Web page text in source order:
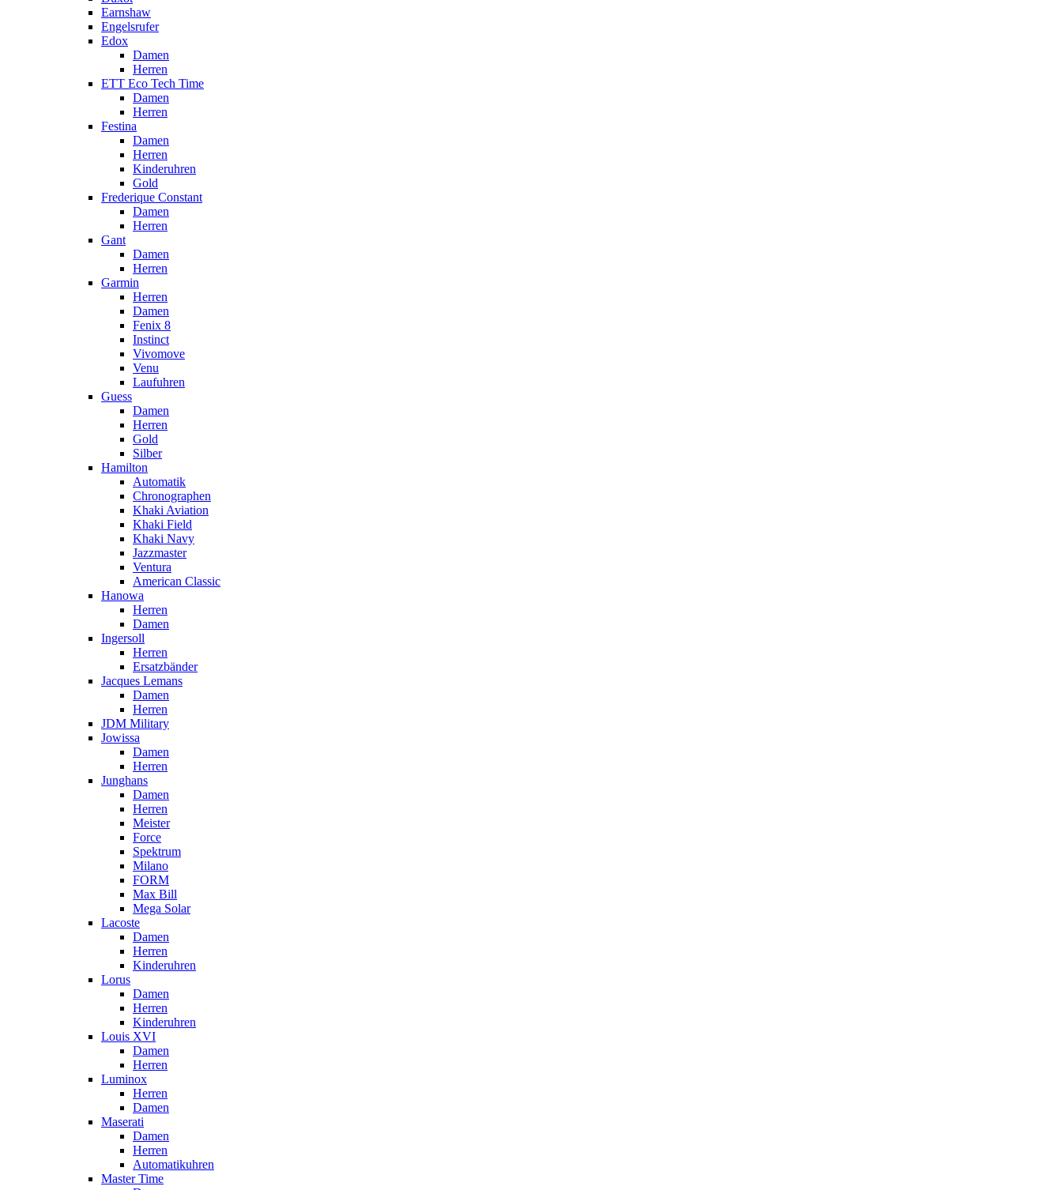
Earnshaw
Engelsrufer
Edox
Damen
Herren
ETT Eco Tech Time
Damen
Herren
Festina
Damen
Herren
Kinderuhren
Gold
Frederique Constant
Damen
Herren
Gant
Damen
Herren
Garmin
Herren
Damen
Fenix 8
Instinct
Vivomove
Venu
Laufuhren
Guess
Damen
Herren
Gold
Silber
Hamilton
Automatik
Chronographen
Khaki Aviation
Khaki Field
Khaki Navy
Jazzmaster
Ventura
American Classic
Hanowa
Herren
Damen
Ingersoll
Herren
Ersatzbänder
Jacques Lemans
Damen
Herren
JDM Military
Jowissa
Damen
Herren
Junghans
Damen
Herren
Meister
Force
Spektrum
Milano
FORM
Max Bill
Mega Solar
Lacoste
Damen
Herren
Kinderuhren
Lorus
Damen
Herren
Kinderuhren
Louis XVI
Damen
Herren
Luminox
Herren
Damen
Maserati
Damen
Herren
Automatikuhren
Master Time